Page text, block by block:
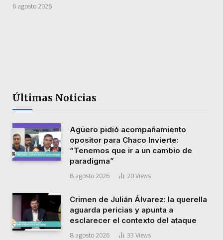
6 agosto 2026
Últimas Noticias
Agüero pidió acompañamiento
opositor para Chaco Invierte:
“Tenemos que ir a un cambio de
paradigma”
8 agosto 2026 20 Views
Crimen de Julián Álvarez: la querella
aguarda pericias y apunta a
esclarecer el contexto del ataque
8 agosto 2026 33 Views